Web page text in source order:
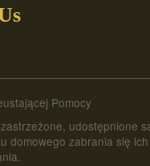
Pomocy
udostępnione
domowego zabrania się ich